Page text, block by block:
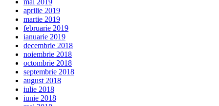
mai 2019
aprilie 2019
martie 2019
februarie 2019
ianuarie 2019
decembrie 2018
noiembrie 2018
octombrie 2018
septembrie 2018
august 2018
iulie 2018
iunie 2018